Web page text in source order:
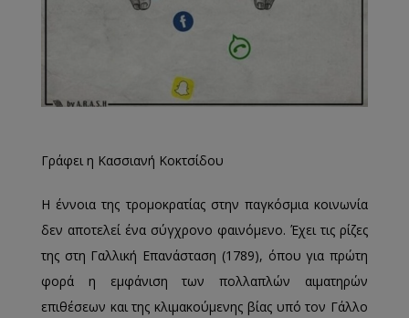
Γράφει η Κασσιανή Κοκτσίδου
Η έννοια της τρομοκρατίας στην παγκόσμια κοινωνία
δεν αποτελεί ένα σύγχρονο φαινόμενο. Έχει τις ρίζες
της στη Γαλλική Επανάσταση (1789), όπου για πρώτη
φορά η εμφάνιση των πολλαπλών αιματηρών
επιθέσεων και της κλιμακούμενης βίας υπό τον Γάλλο